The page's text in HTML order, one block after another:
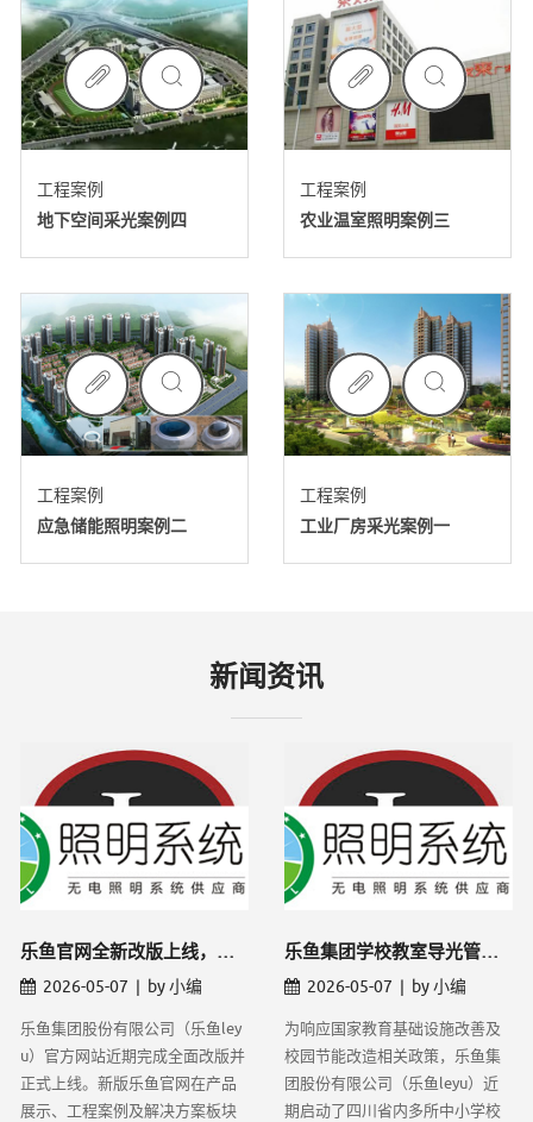
工程案例
地下空间采光案例四
工程案例
农业温室照明案例三
工程案例
应急储能照明案例二
工程案例
工业厂房采光案例一
新闻资讯
乐鱼官网全新改版上线，导光管采光系统线上
2026-05-07 | by 小编
乐鱼集团股份有限公司（乐鱼ley
u）官方网站近期完成全面改版并
正式上线。新版乐鱼官网在产品
展示、工程案例及解决方案板块
乐鱼集团学校教室导光管采光改造项目获批，
2026-05-07 | by 小编
为响应国家教育基础设施改善及
校园节能改造相关政策，乐鱼集
团股份有限公司（乐鱼leyu）近
期启动了四川省内多所中小学校